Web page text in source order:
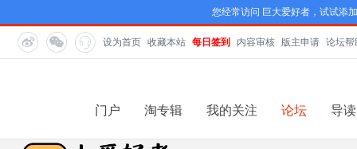
您经常访问 巨大爱好者，试试添
设为首页 收藏本站 每日签到 内容审核 版主申请 论坛帮
门户 淘专辑 我的关注 论坛 导读